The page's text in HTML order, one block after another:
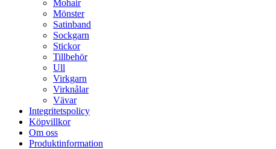
Mohair
Mönster
Satinband
Sockgarn
Stickor
Tillbehör
Ull
Virkgarn
Virknålar
Vävar
Integritetspolicy
Köpvillkor
Om oss
Produktinformation